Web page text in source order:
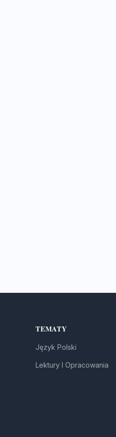
TEMATY
Język Polski
Lektury I Opracowania